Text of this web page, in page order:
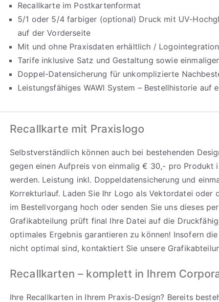
Recallkarte im Postkartenformat
5/1 oder 5/4 farbiger (optional) Druck mit UV-
auf der Vorderseite
Mit und ohne Praxisdaten erhältlich /
Tarife inklusive Satz und Gestaltung sowie
Doppel-Datensicherung für unkomplizierte
Leistungsfähiges WAWI System – Bestellhistorie auf
Recallkarte mit Praxislogo
Selbstverständlich können auch bei bestehenden
gegen einen Aufpreis von einmalig € 30,- pro Produkt
werden. Leistung inkl. Doppeldatensicherung und
Korrekturlauf. Laden Sie Ihr Logo als Vektordatei oder
im Bestellvorgang hoch oder senden Sie uns dieses
Grafikabteilung prüft final Ihre Datei auf die
optimales Ergebnis garantieren zu können! Insofern
nicht optimal sind, kontaktiert Sie unsere
Recallkarten – komplett in Ihrem
Ihre Recallkarten in Ihrem Praxis-Design? Bereits